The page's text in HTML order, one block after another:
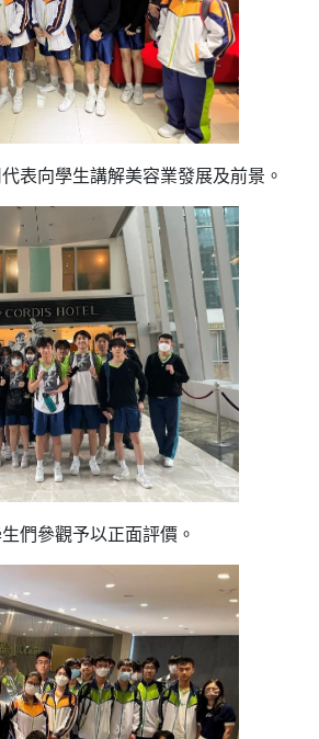
表向學生講解美容業發展及前景。
們參觀予以正面評價。